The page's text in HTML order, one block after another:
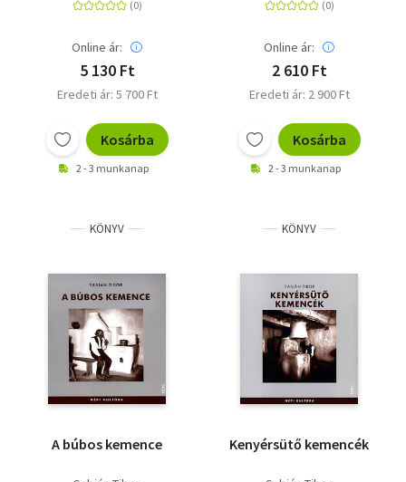
Online ár:
5 130 Ft
Eredeti ár: 5 700 Ft
Kosárba
2 - 3 munkanap
Online ár:
2 610 Ft
Eredeti ár: 2 900 Ft
Kosárba
2 - 3 munkanap
KÖNYV
A búbos kemence
KÖNYV
Kenyérsütő kemencék